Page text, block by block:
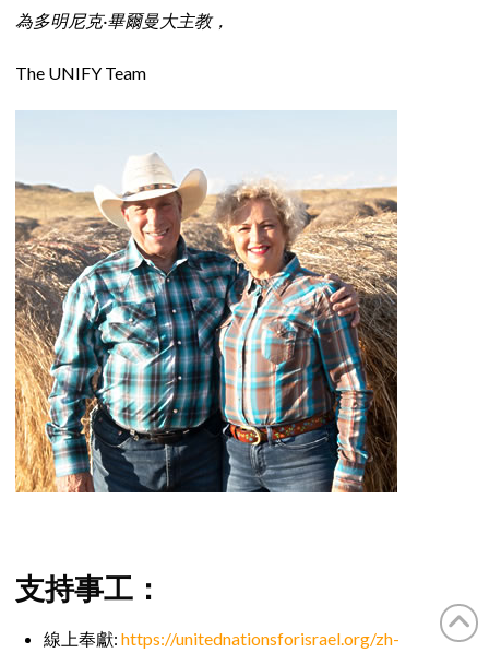
為多明尼克·畢爾曼大主教，
The UNIFY Team
支持事工：
線上奉獻:https://unitednationsforisrael.org/zh-